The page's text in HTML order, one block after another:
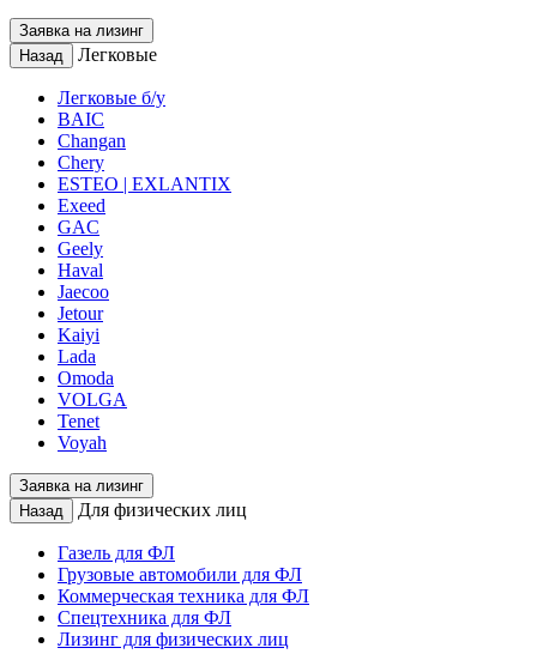
Заявка на лизинг
Назад
Легковые
Легковые б/у
BAIC
Changan
Chery
ESTEO | EXLANTIX
Exeed
GAC
Geely
Haval
Jaecoo
Jetour
Kaiyi
Lada
Omoda
VOLGA
Tenet
Voyah
Заявка на лизинг
Назад
Для физических лиц
Газель для ФЛ
Грузовые автомобили для ФЛ
Коммерческая техника для ФЛ
Спецтехника для ФЛ
Лизинг для физических лиц